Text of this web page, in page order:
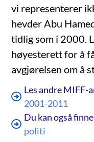
vi representerer
hevder Abu
tidlig som i 2000.
høyesterett for å
avgjørelsen om å
Les andre MIFF-
2001-2011
Du kan også
politi